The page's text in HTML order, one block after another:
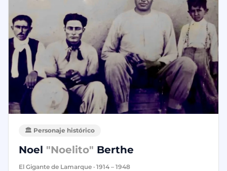
🏛️ Personaje histórico
Noel "Noelito" Berthe
El Gigante de Lamarque · 1914 – 1948